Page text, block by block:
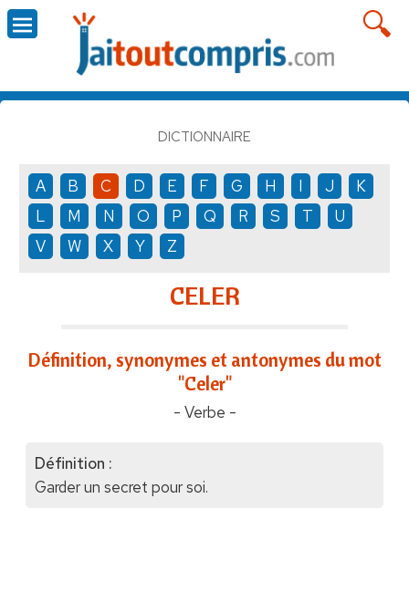
DICTIONNAIRE
A B C D E F G H I J
K
L
M N O P Q R S T
U
V
W X Y Z
CELER
Définition, synonymes et antonymes du mot
"Celer"
- Verbe -
Définition :
Garder un secret pour soi.